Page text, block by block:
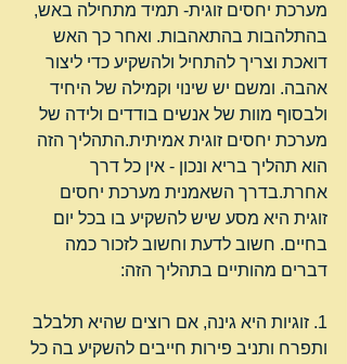
מערכת יחסים זוגית- תמיד מתחילה באש,
בהתלהבות בהתאהבות. ואחר כך האש
דואכת וצריך להתחיל ולהשקיע כדי ליצור
אהבה. ומשם יש שינוי וקמילה של היחיד
ולבסוף מוות של אנשים בודדים ולידה של
מערכת יחסים זוגית אמיתית.התהליך הזה
הוא תהליך בריא ונכון - אין כל דרך
אחרת.בדרך השאמנית מערכת יחסים
זוגית היא מסע שיש להשקיע בו בכל יום
בחיים. חשוב לדעת וחשוב לזכור כמה
דברים מהותיים בתהליך הזה:
1. זוגיות היא גינה, אם רוצים שהיא תלבלב
ותפרח ותניב פירות חייבים להשקיע בה כל